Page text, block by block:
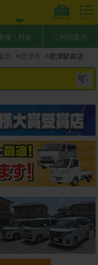
種・料金 ご利用案内
県 >君津市 >君津駅前店